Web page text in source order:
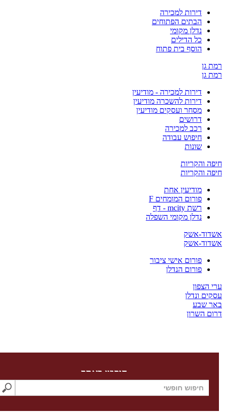
דירות למכירה
הבתים הפתוחים
נדלן מקומי
כל הדילים
הוסף בית פתוח
דירות למכירה - מודיעין
דירות להשכרה מודיעין
מסחר ועסקים מודיעין
דרושים
רכב למכירה
חיפוש עבודה
שונות
מודיעין אחת
פורום המומחים F
רשת mcity - דף
נדלן מקומי השפלה
אשק
אשק
פורום אישי ציבור
פורום הנדלן
ונדלן
חיפוש באתר